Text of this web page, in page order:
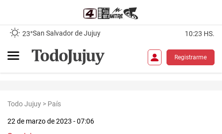
23°San Salvador de Jujuy 10:23 HS.
Registrarme
Todo Jujuy > País
22 de marzo de 2023 - 07:06